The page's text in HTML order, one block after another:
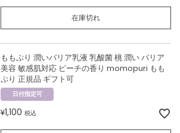
在庫切れ
ももぷり 潤いバリア乳液 乳酸菌 桃 潤い バリア
美容 敏感肌対応 ピーチの香り momopuri もも
ぷり 正規品 ギフト可
日付指定可
¥1,100 税込